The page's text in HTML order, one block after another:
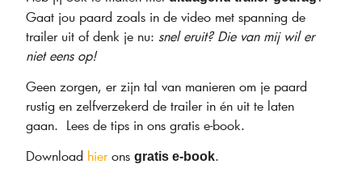
Gaat jou paard zoals in de video met spanning de
trailer uit of denk je nu: snel eruit? Die van mij wil er
niet eens op!
Geen zorgen, er zijn tal van manieren om je paard
rustig en zelfverzekerd de trailer in én uit te laten
gaan. Lees de tips in ons gratis e-book.
Download hierons gratis e-book.